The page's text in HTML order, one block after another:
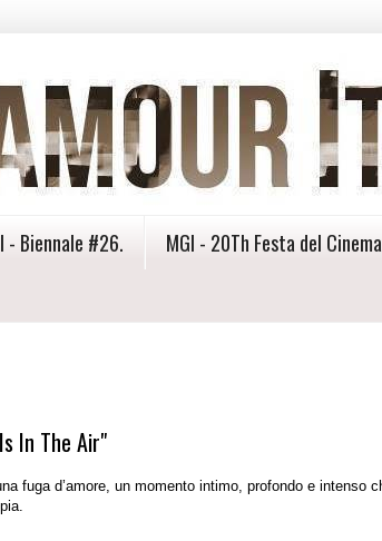
- Biennale #26. MGI - 20Th Festa del
In The Air"
fuga d’amore, un momento intimo, profondo e intenso